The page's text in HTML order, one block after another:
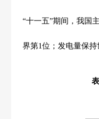
“十一五”期间，我国
界第1位；发电量保持
表